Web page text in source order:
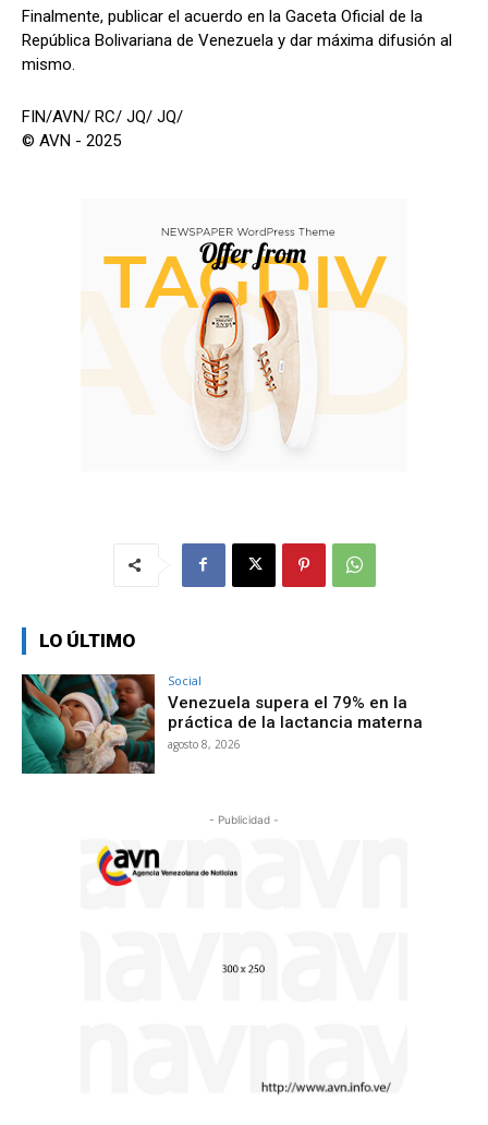
Finalmente, publicar el acuerdo en la Gaceta Oficial de la
República Bolivariana de Venezuela y dar máxima difusión al
mismo.
FIN/AVN/ RC/ JQ/ JQ/
© AVN - 2025
LO ÚLTIMO
Social
Venezuela supera el 79% en la
práctica de la lactancia materna
agosto 8, 2026
- Publicidad -